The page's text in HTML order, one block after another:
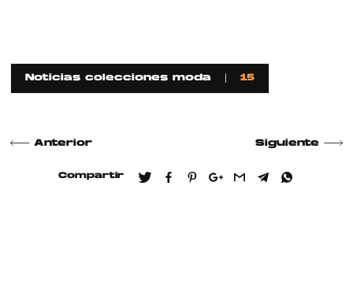
Noticias colecciones moda 15
Anterior Siguiente
Compartir